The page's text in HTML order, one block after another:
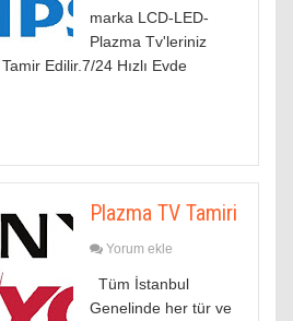
marka LCD-LED-
Plazma Tv'leriniz
Edilir.7/24 Hızlı Evde
Plazma TV Tamiri
Yorum ekle
Tüm İstanbul
Genelinde her tür ve